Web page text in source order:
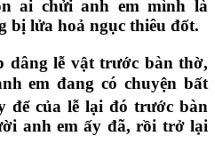
ai chửi anh em mình là
bị lửa hoả ngục thiêu đốt.
dâng lễ vật trước bàn thờ,
em đang có chuyện bất
để của lễ lại đó trước bàn
anh em ấy đã, rồi trở lại